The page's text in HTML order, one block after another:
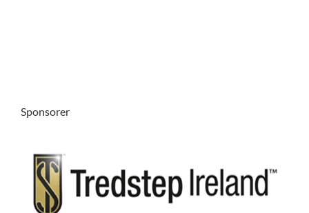
Sponsorer